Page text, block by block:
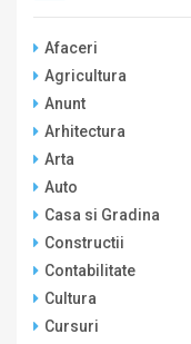
Afaceri
Agricultura
Anunt
Arhitectura
Arta
Auto
Casa si Gradina
Constructii
Contabilitate
Cultura
Cursuri